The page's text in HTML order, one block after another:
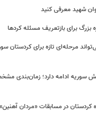
شهید معرفی کنید
بزرگ‌ برای بازتعریف مسئله کردها
مرحله‌ای تازه برای کردستان
سوریه ادامه دارد؛ زمان‌بندی
کردستان در مسابقات «مردان